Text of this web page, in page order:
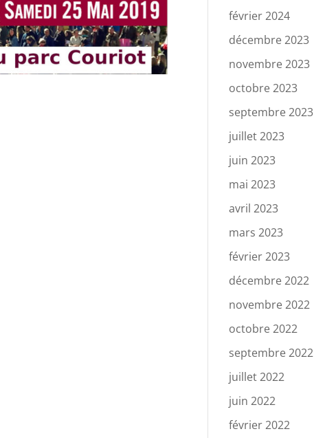
février 2024
décembre 2023
novembre 2023
octobre 2023
septembre 2023
juillet 2023
juin 2023
mai 2023
avril 2023
mars 2023
février 2023
décembre 2022
novembre 2022
octobre 2022
septembre 2022
juillet 2022
juin 2022
février 2022